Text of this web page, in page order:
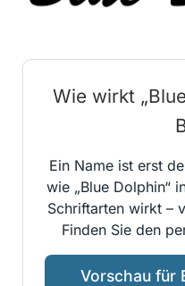
Wie wirkt
Ein Name ist erst
wie „Blue Dolphin“
Schriftarten wirkt –
Finden Sie den
Vorschau für